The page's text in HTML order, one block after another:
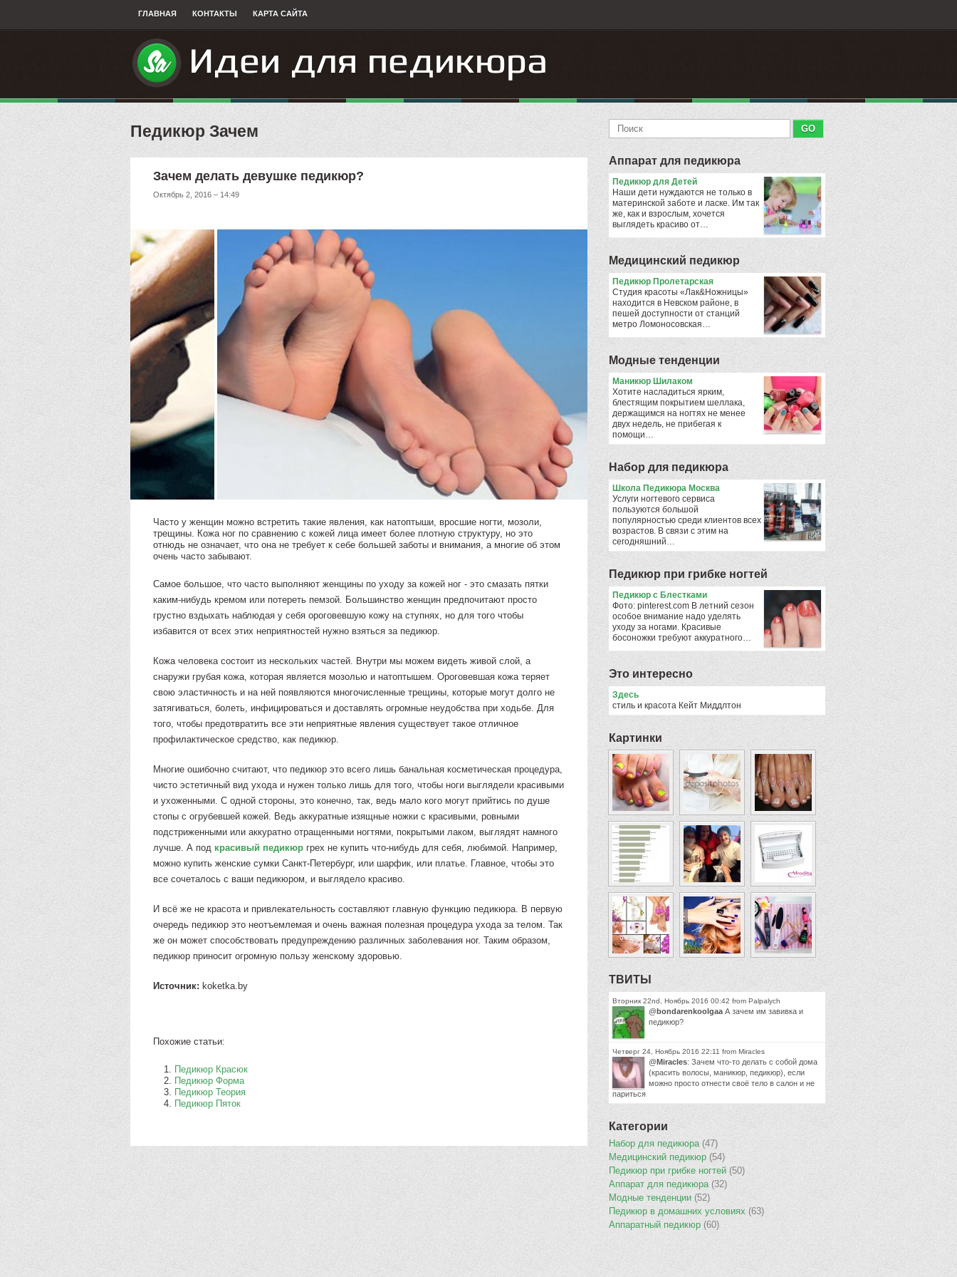
ГЛАВНАЯ КОНТАКТЫ КАРТА САЙТА
Педикюр Зачем
Зачем делать девушке педикюр?
Октябрь 2, 2016 – 14:49
Часто у женщин можно встретить такие явления, как натоптыши, вросшие ногти, мозоли,
трещины. Кожа ног по сравнению с кожей лица имеет более плотную структуру, но это
отнюдь не означает, что она не требует к себе большей заботы и внимания, а многие об этом
очень часто забывают.
Самое большое, что часто выполняют женщины по уходу за кожей ног - это смазать пятки
каким-нибудь кремом или потереть пемзой. Большинство женщин предпочитают просто
грустно вздыхать наблюдая у себя ороговевшую кожу на ступнях, но для того чтобы
избавится от всех этих неприятностей нужно взяться за педикюр.
Кожа человека состоит из нескольких частей. Внутри мы можем видеть живой слой, а
снаружи грубая кожа, которая является мозолью и натоптышем. Ороговевшая кожа теряет
свою эластичность и на ней появляются многочисленные трещины, которые могут долго не
затягиваться, болеть, инфицироваться и доставлять огромные неудобства при ходьбе. Для
того, чтобы предотвратить все эти неприятные явления существует такое отличное
профилактическое средство, как педикюр.
Многие ошибочно считают, что педикюр это всего лишь банальная косметическая процедура,
чисто эстетичный вид ухода и нужен только лишь для того, чтобы ноги выглядели красивыми
и ухоженными. С одной стороны, это конечно, так, ведь мало кого могут прийтись по душе
стопы с огрубевшей кожей. Ведь аккуратные изящные ножки с красивыми, ровными
подстриженными или аккуратно отращенными ногтями, покрытыми лаком, выглядят намного
лучше. А под красивый педикюр грех не купить что-нибудь для себя, любимой. Например,
можно купить женские сумки Санкт-Петербург, или шарфик, или платье. Главное, чтобы это
все сочеталось с ваши педикюром, и выглядело красиво.
И всё же не красота и привлекательность составляют главную функцию педикюра. В первую
очередь педикюр это неотъемлемая и очень важная полезная процедура ухода за телом. Так
же он может способствовать предупреждению различных заболевания ног. Таким образом,
педикюр приносит огромную пользу женскому здоровью.
Источник: koketka.by
Похожие статьи:
Педикюр Красюк
Педикюр Форма
Педикюр Теория
Педикюр Пяток
Аппарат для педикюра
Педикюр для Детей
Наши дети нуждаются не только в
материнской заботе и ласке. Им так
же, как и взрослым, хочется
выглядеть красиво от…
Медицинский педикюр
Педикюр Пролетарская
Cтудия красоты «Лак&Ножницы»
находится в Невском районе, в
пешей доступности от станций
метро Ломоносовская…
Модные тенденции
Маникюр Шилаком
Хотите насладиться ярким,
блестящим покрытием шеллака,
держащимся на ногтях не менее
двух недель, не прибегая к
помощи…
Набор для педикюра
Школа Педикюра Москва
Услуги ногтевого сервиса
пользуются большой
популярностью среди клиентов всех
возрастов. В связи с этим на
сегодняшний…
Педикюр при грибке ногтей
Педикюр с Блестками
Фото: pinterest.com В летний сезон
особое внимание надо уделять
уходу за ногами. Красивые
босоножки требуют аккуратного…
Это интересно
Здесь
стиль и красота Кейт Миддлтон
Картинки
ТВИТЫ
Вторник 22nd, Ноябрь 2016 00:42 from Palpalych
@bondarenkoolgaaА зачем им завивка и
педикюр?
Четверг 24, Ноябрь 2016 22:11 from Miracles
@Miracles: Зачем что-то делать с собой дома
(красить волосы, маникюр, педикюр), если
можно просто отнести своё тело в салон и не
париться
Категории
Набор для педикюра (47)
Медицинский педикюр (54)
Педикюр при грибке ногтей (50)
Аппарат для педикюра (32)
Модные тенденции (52)
Педикюр в домашних условиях (63)
Аппаратный педикюр (60)